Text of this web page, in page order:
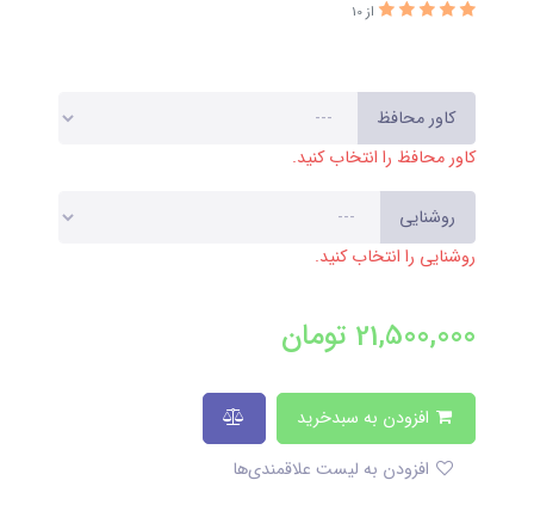
از 10
کاور محافظ
کاور محافظ را انتخاب کنید.
روشنایی
روشنایی را انتخاب کنید.
21,500,000 تومان